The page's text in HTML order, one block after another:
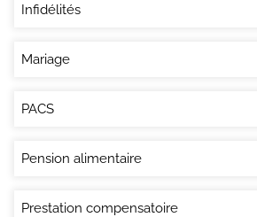
Infidélités
Mariage
PACS
Pension alimentaire
Prestation compensatoire